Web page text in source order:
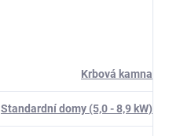
Krbová kamna
Standardní domy (5,0 - 8,9 kW)